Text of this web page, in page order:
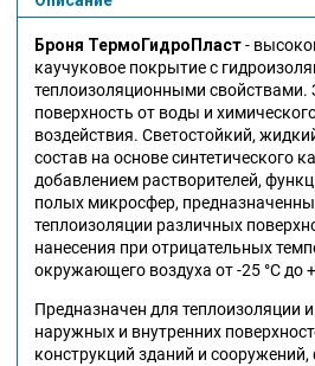
Броня ТермоГидроПласт-
каучуковое покрытие с
теплоизоляционными
поверхность от воды и
воздействия. Светостойкий,
состав на основе синтетического
добавлением растворителей,
полых микросфер,
теплоизоляции различных
нанесения при отрицательных
окружающего воздуха от -25 °С до
Предназначен для теплоизоляции
наружных и внутренних
конструкций зданий и